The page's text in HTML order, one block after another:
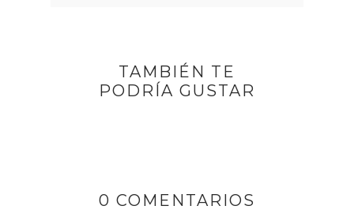
TAMBIÉN TE
PODRÍA GUSTAR
0 COMENTARIOS